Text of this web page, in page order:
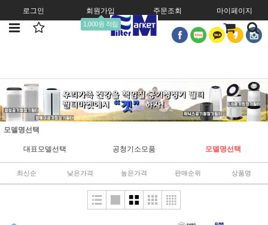
로그인 회원가입
1,000원 적립
주문조회 마이페이지
모델명선택
대표모델선택 공청기소모품 모델명선택
최신순 낮은가격 높은가격 판매순위 상품명